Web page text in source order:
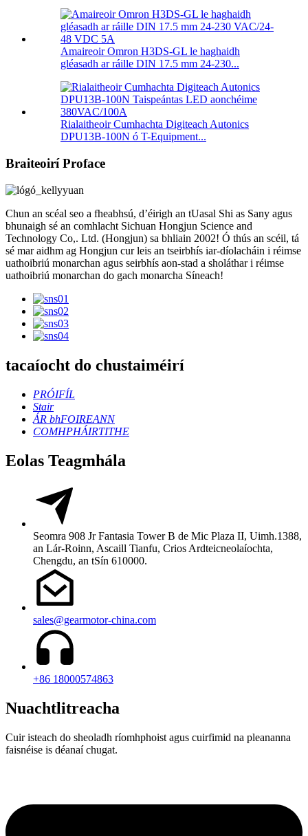
Amaireoir Omron H3DS-GL le haghaidh
gléasadh ar ráille DIN 17.5 mm 24-230...
Rialaitheoir Cumhachta Digiteach Autonics
DPU13B-100N ó T-Equipment...
Braiteoirí Proface
Chun an scéal seo a fheabhsú, d’éirigh an tUasal Shi as Sany agus
bhunaigh sé an comhlacht Sichuan Hongjun Science and
Technology Co,. Ltd. (Hongjun) sa bhliain 2002! Ó thús an scéil, tá
sé mar aidhm ag Hongjun cur leis an tseirbhís iar-díolacháin i réimse
uathoibriú monarchan agus seirbhís aon-stad a sholáthar i réimse
uathoibriú monarchan do gach monarcha Síneach!
tacaíocht do chustaiméirí
PRÓIFÍL
Stair
ÁR bhFOIREANN
COMHPHÁIRTITHE
Eolas Teagmhála
Seomra 908 Jr Fantasia Tower B de Mic Plaza II, Uimh.1388,
an Lár-Roinn, Ascaill Tianfu, Crios Ardteicneolaíochta,
Chengdu, an tSín 610000.
sales@gearmotor-china.com
+86 18000574863
Nuachtlitreacha
Cuir isteach do sheoladh ríomhphoist agus cuirfimid na pleananna
faisnéise is déanaí chugat.